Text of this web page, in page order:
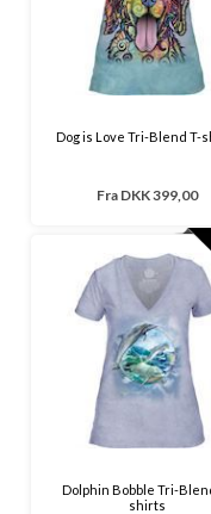
Dog is Love Tri-Blend T-
Fra DKK 399,00
Dolphin Bobble Tri-
shirts